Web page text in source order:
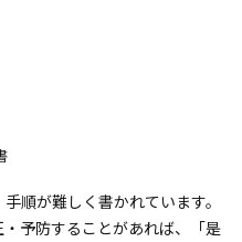
順が難しく書かれています。
予防することがあれば、「是